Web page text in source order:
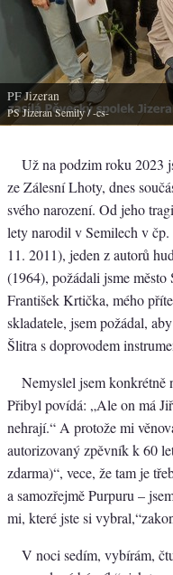
PF Jizeran
PS Jizeran Semily/ -cs-
Už na podzim roku 2023
ze Zálesní Lhoty, dnes
svého narození. Od jeho
lety narodil v Semilech v
11. 2011), jeden z autorů
(1964), požádali jsme
František Krtička, mého
skladatele, jsem požádal,
Šlitra s doprovodem
Nemyslel jsem konkrétně
Přibyl povídá: „Ale on má
nehrají.“ A protože mi
autorizovaný zpěvník k 60
zdarma)“, vece, že tam je
a samozřejmě Purpuru –
mi, které jste si
V noci sedím, vybírám,